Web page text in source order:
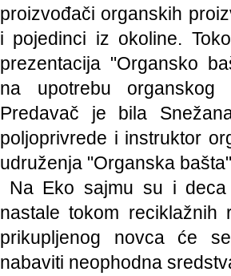
proizvođači organskih
i pojedinci iz okoline.
prezentacija "Organsko
na upotrebu
Predavač je bila
poljoprivrede i instruktor
udruženja "Organska
Na Eko sajmu su i
nastale tokom
prikupljenog novca će
nabaviti neophodna